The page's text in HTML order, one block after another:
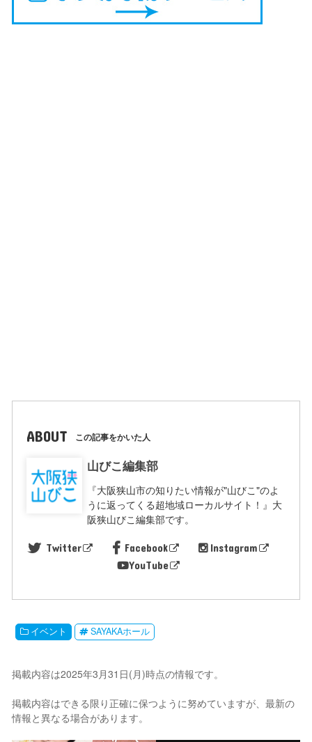
ABOUT この記事をかいた人
山びこ編集部
『大阪狭山市の知りたい情報が"山びこ"のよ
うに返ってくる超地域ローカルサイト！』大
阪狭山びこ編集部です。
Twitter Facebook
Instagram
YouTube
イベント SAYAKAホール
掲載内容は2025年3月31日(月)時点の情報です。
掲載内容はできる限り正確に保つように努めていますが、最新の
情報と異なる場合があります。